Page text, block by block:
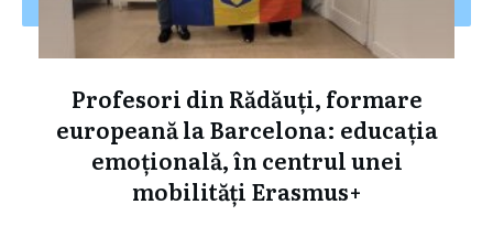
Profesori din Rădăuți, formare
europeană la Barcelona: educația
emoțională, în centrul unei
mobilități Erasmus+